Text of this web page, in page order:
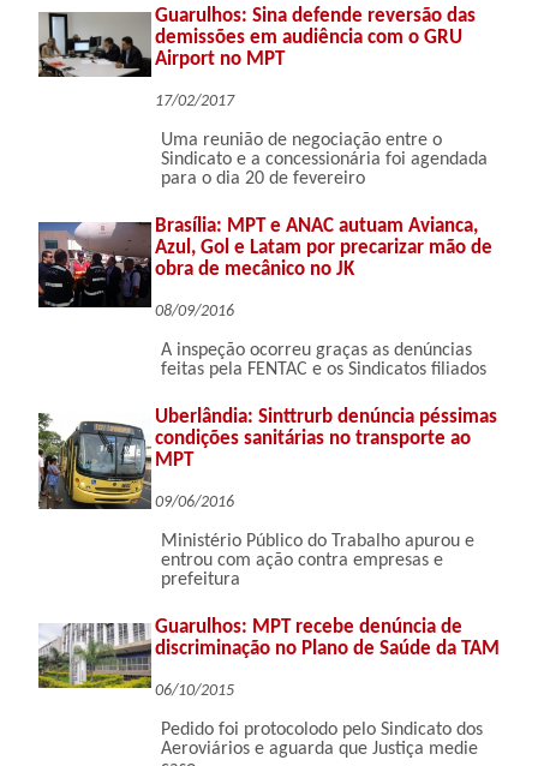
Guarulhos: Sina defende reversão das
demissões em audiência com o GRU
Airport no MPT
17/02/2017
Uma reunião de negociação entre o
Sindicato e a concessionária foi agendada
para o dia 20 de fevereiro
Brasília: MPT e ANAC autuam Avianca,
Azul, Gol e Latam por precarizar mão de
obra de mecânico no JK
08/09/2016
A inspeção ocorreu graças as denúncias
feitas pela FENTAC e os Sindicatos filiados
Uberlândia: Sinttrurb denúncia péssimas
condições sanitárias no transporte ao
MPT
09/06/2016
Ministério Público do Trabalho apurou e
entrou com ação contra empresas e
prefeitura
Guarulhos: MPT recebe denúncia de
discriminação no Plano de Saúde da TAM
06/10/2015
Pedido foi protocolodo pelo Sindicato dos
Aeroviários e aguarda que Justiça medie